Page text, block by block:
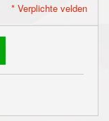
* Verplichte velden